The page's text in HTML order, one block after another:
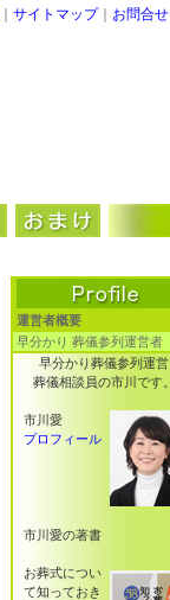
サイトマップ｜ お問合せ
運営者概要
早分かり 葬儀参列運営者
早分かり葬儀参列運営
葬儀相談員の市川です。
市川愛
プロフィール
市川愛の著書
お葬式につい
て知っておき